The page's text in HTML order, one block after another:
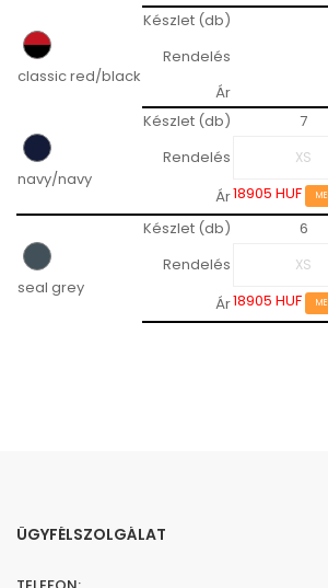
classic red/black
Készlet (db)
Rendelés
Ár
navy/navy
Készlet (db) 7
Rendelés
Ár18905 HUF
seal grey
Készlet (db) 6
Rendelés
Ár18905 HUF
ÜGYFÉLSZOLGÁLAT